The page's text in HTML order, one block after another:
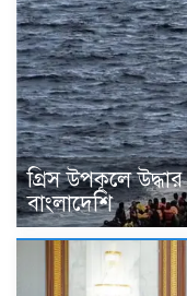
গ্রিস উপকূলে
বাংলাদেশি